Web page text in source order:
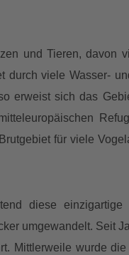
und Tieren, davon
viele Wasser-
erweist sich das
für viele
diese einzigartige
umgewandelt. Seit
Mittlerweile wurde